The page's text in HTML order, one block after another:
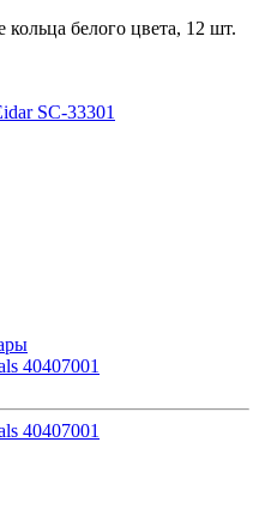
белого цвета, 12 шт.
SC-33301
40407001
40407001